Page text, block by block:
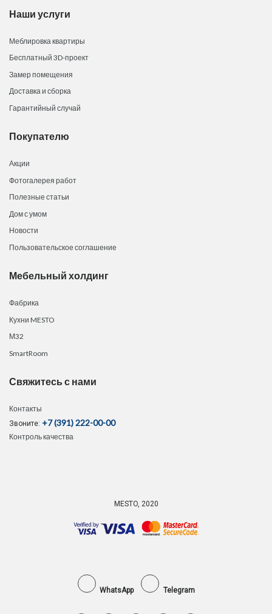
Наши услуги
Меблировка квартиры
Бесплатный 3D-проект
Замер помещения
Доставка и сборка
Гарантийный случай
Покупателю
Акции
Фотогалерея работ
Полезные статьи
Дом с умом
Новости
Пользовательское соглашение
Мебельный холдинг
Фабрика
Кухни MESTO
М32
SmartRoom
Свяжитесь с нами
Контакты
Звоните: +7 (391) 222-00-00
Контроль качества
MESTO, 2020
WhatsApp Telegram